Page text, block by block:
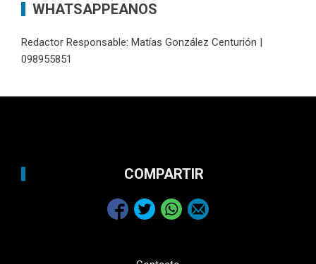
WHATSAPPEANOS
Redactor Responsable: Matías González Centurión |
098955851
COMPARTIR